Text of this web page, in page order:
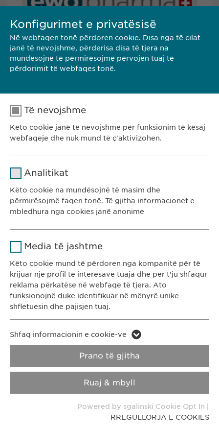
SHKARKONI
Ewopharma Kosovë
Rr. Gazmend Zajmi 59
T: +383 48 301 300
Rr. Gazmend Zajmi 59
10000 Prishtinë
Kosovë
KONTAKTI
ewopharma-ks.com
RREGULLORJA E
PRIVATËSISË
RREGULLORJA E
COOKIES
Impressum
Copyright © Ewopharma AG
Konfigurimet e privatësisë
Në webfaqen tonë përdoren cookie. Disa nga të cilat
janë të nevojshme, përderisa disa të tjera na
mundësojnë të përmirësojmë përvojën tuaj të
përdorimit të webfaqes tonë.
Të nevojshme
Këto cookie janë të nevojshme për funksionim të kësaj
webfaqeje dhe nuk mund të ç'aktivizohen.
Kohëzgjatja 1 vit
Ruan gjendjen e pëlqimit të cookie-
Analitikat
Këto cookie na mundësojnë të masim dhe
përmirësojmë faqen tonë. Të gjitha informacionet e
mbledhura nga cookies janë anonime
Kohëzgjatja
Qëllimi Generates statistical data.
Emri vuid
Vimeo
website.
Media të jashtme
Këto cookie mund të përdoren nga kompanitë për të
krijuar një profil të interesave tuaja dhe për t'ju shfaqur
reklama përkatëse në webfaqe të tjera. Ato
funksionojnë duke identifikuar në mënyrë unike
shfletuesin dhe pajisjen tuaj.
Emri LinkedIn
LinkedIn
të integruara.
Shfaq informacionin e cookie-ve
Ruaj & mbyll
Prano të gjitha
Powered by sgalinski Cookie Opt In
RREGULLORJA E COOKIES